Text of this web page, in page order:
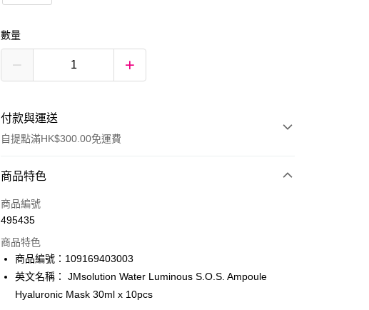
數量
付款與運送
自提點滿HK$300.00免運費
付款方式
信用卡
AlipayHK
PayMe
商品特色
商品編號
495435
商品特色
商品編號：109169403003
英文名稱： JMsolution Water Luminous S.O.S. Ampoule
Hyaluronic Mask 30ml x 10pcs